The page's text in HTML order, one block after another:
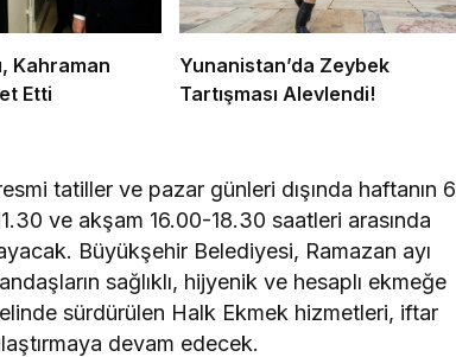
Kahraman
Etti
Yunanistan’da Zeybek
Tartışması Alevlendi!
tatiller ve pazar günleri dışında haftanın 6
ve akşam 16.00-18.30 saatleri arasında
Büyükşehir Belediyesi, Ramazan ayı
sağlıklı, hijyenik ve hesaplı ekmeğe
sürdürülen Halk Ekmek hizmetleri, iftar
devam edecek.